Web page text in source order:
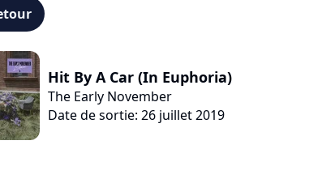
Hit By A Car (In Euphoria)
The Early November
Date de sortie: 26 juillet 2019